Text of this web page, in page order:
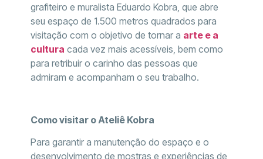
grafiteiro e muralista Eduardo Kobra, que abre
seu espaço de 1.500 metros quadrados para
visitação com o objetivo de tornar a arte e a
cultura cada vez mais acessíveis, bem como
para retribuir o carinho das pessoas que
admiram e acompanham o seu trabalho.
Como visitar o Ateliê Kobra
Para garantir a manutenção do espaço e o
desenvolvimento de mostras e experiências de